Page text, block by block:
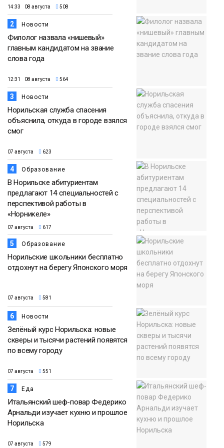
14:33 08 августа 508
2 Новости
Филолог назвала «нишевый»
главным кандидатом на звание
слова года
12:31 08 августа 564
3 Новости
Норильская служба спасения
объяснила, откуда в городе взялся
смог
07 августа 623
4 Образование
В Норильске абитуриентам
предлагают 14 специальностей с
перспективой работы в
«Норникеле»
07 августа 617
5 Образование
Норильские школьники бесплатно
отдохнут на берегу Японского моря
07 августа 581
6 Новости
Зелёный курс Норильска: новые
скверы и тысячи растений появятся
по всему городу
07 августа 551
7 Еда
Итальянский шеф-повар Федерико
Арнальди изучает кухню и прошлое
Норильска
07 августа 579